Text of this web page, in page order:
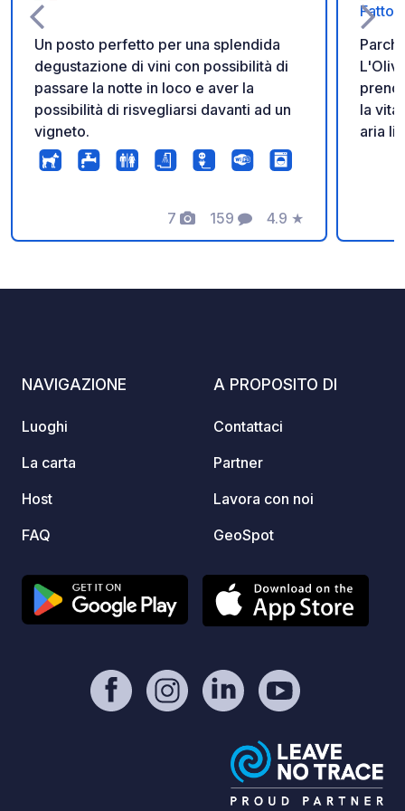
Un posto perfetto per una splendida
degustazione di vini con possibilità di
passare la notte in loco e aver la
possibilità di risvegliarsi davanti ad un
vigneto.
7
Foto
159
Commenti
4.9
Valutazione
★
L'Olivastro.
la vita di
aria libera no
NAVIGAZIONE
Luoghi
La carta
Host
FAQ
A PROPOSITO DI
Contattaci
Partner
Lavora con noi
GeoSpot